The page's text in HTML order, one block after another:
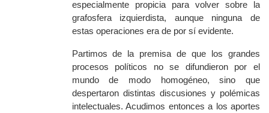
especialmente propicia para volver sobre la
grafosfera izquierdista, aunque ninguna de
estas operaciones era de por sí evidente.
Partimos de la premisa de que losgrandes
procesos
políticos no se difundieronpor el
mundode modo homogéneo, sino que
despertaron distintas discusiones y polémicas
intelectuales. Acudimos entonces a los aportes